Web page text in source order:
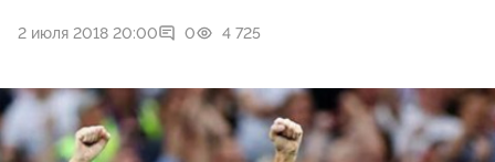
2 июля 2018 20:00 0 4 725